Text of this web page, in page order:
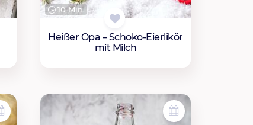
10 Min.
Heißer Opa – Schoko-Eierlikör
mit Milch